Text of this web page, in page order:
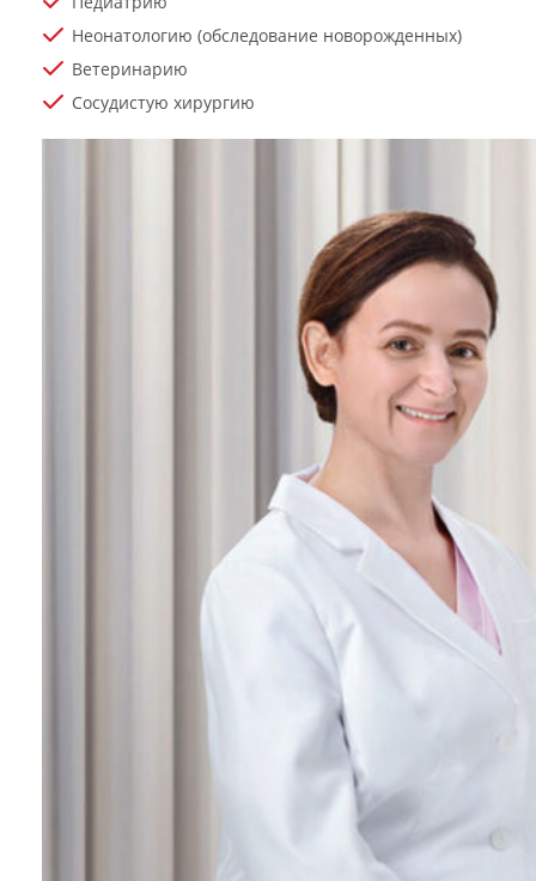
Неонатологию (обследование новорожденных)
Ветеринарию
Сосудистую хирургию